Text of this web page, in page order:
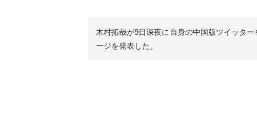
木村拓哉が9日深夜に自身の中国版ツイッタ
ージを発表した。